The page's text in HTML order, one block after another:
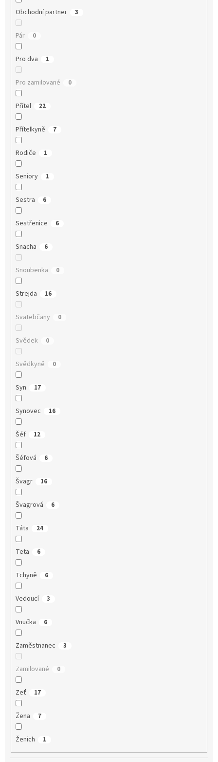
Obchodní partner 3
Pár 0
Pro dva 1
Pro zamilované 0
Přítel 22
Přítelkyně 7
Rodiče 1
Seniory 1
Sestra 6
Sestřenice 6
Snacha 6
Snoubenka 0
Strejda 16
Svatebčany 0
Svědek 0
Svědkyně 0
Syn 17
Synovec 16
Šéf 12
Šéfová 6
Švagr 16
Švagrová 6
Táta 24
Teta 6
Tchyně 6
Vedoucí 3
Vnučka 6
Zaměstnanec 3
Zamilované 0
Zeť 17
Žena 7
Ženich 1